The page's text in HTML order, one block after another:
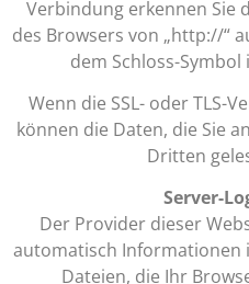
Verbindung erkennen Sie
des Browsers von „http://“
dem Schloss-
Wenn die SSL- oder TLS-
können die Daten, die Sie
Dritten
Server-
Der Provider dieser
automatisch Informationen
Dateien, die Ihr